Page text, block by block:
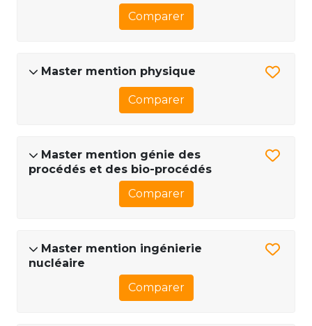
Comparer
Master mention physique
Comparer
Master mention génie des
procédés et des bio-procédés
Comparer
Master mention ingénierie
nucléaire
Comparer